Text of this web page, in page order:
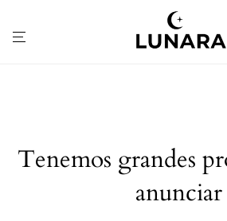
Tenemos grandes
anunciar